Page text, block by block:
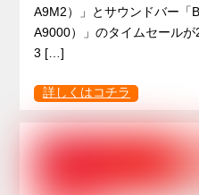
A9M2）」とサウンドバー「
A9000）」のタイムセール
3 […]
詳しくはコチラ